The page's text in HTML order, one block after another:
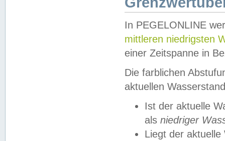
In PEGELONLINE
mittleren niedrigsten
einer Zeitspanne in
Die farblichen
aktuellen
Ist der aktuelle
als niedriger
Liegt der